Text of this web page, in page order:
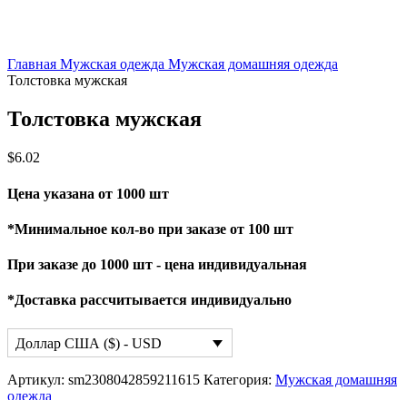
Главная Мужская одежда Мужская домашняя одежда
Толстовка мужская
Толстовка мужская
$6.02
Цена указана от 1000 шт
*Минимальное кол-во при заказе от 100 шт
При заказе до 1000 шт - цена индивидуальная
*Доставка рассчитывается индивидуально
Доллар США ($) - USD
Артикул: sm2308042859211615 Категория: Мужская домашняя
одежда